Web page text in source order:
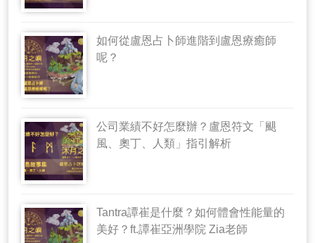
如何從盧恩占卜師進階到盧恩療癒師
呢？
公司業績不好怎麼辦？盧恩符文「颶
風、奧丁、人類」指引解析
Tantra譚崔是什麼？如何體會性能量的
美好？ft.譚崔亞洲學院 Zia老師